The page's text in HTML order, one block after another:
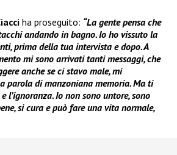
ha proseguito: “La gente pensa che
andando in bagno. Io ho vissuto la
prima della tua intervista e dopo. A
mi sono arrivati tanti messaggi, che
anche se ci stavo male, mi
parola di manzoniana memoria. Ma ti
l’ignoranza. Io non sono untore, sono
si cura e può fare una vita normale,